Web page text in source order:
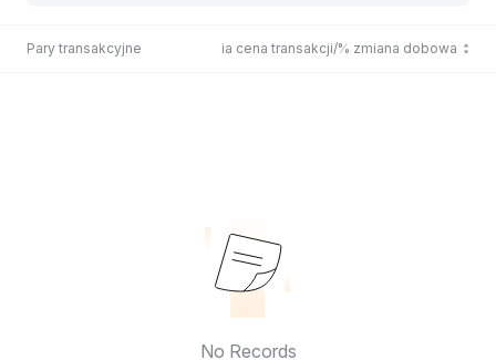
Pary transakcyjne Ostatnia cena transakcji/% zmiana dobowa
No Records